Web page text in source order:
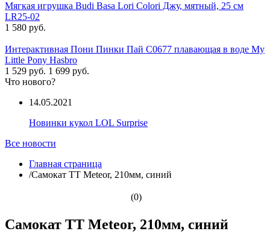
Мягкая игрушка Budi Basa Lori Colori Джу, мятный, 25 см
LR25-02
1 580 руб.
Интерактивная Пони Пинки Пай C0677 плавающая в воде My
Little Pony Hasbro
1 529 руб. 1 699 руб.
Что нового?
14.05.2021
Новинки кукол LOL Surprise
Все новости
Главная страница
/Самокат ТТ Meteor, 210мм, синий
(0)
Самокат ТТ Meteor, 210мм, синий